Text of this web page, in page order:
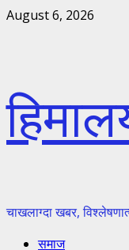
Skip
August 6, 2026
चाखलाग्दा खबर,
Primaryसमाज